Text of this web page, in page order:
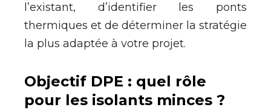
l’existant, d’identifier les ponts
thermiques et de déterminer la stratégie
la plus adaptée à votre projet.
Objectif DPE : quel rôle
pour les isolants minces ?